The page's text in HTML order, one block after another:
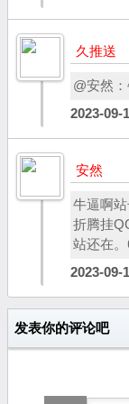
久推送
@安然
2023-09-
安然
牛逼啊
折腾挂
站还在。
2023-09-
发表你的评论吧